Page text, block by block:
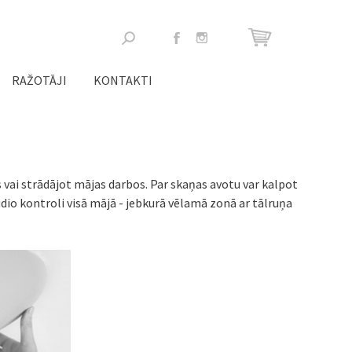
Meklēšanas
forma
RAŽOTĀJI KONTAKTI
strādājot mājas darbos. Par skaņas avotu var kalpot
kontroli visā mājā - jebkurā vēlamā zonā ar tālruņa